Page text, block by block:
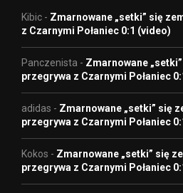
Kibic - Zmarnowane „setki” się
z Czarnymi Połaniec 0:1 (video)
Panczenista - Zmarnowane
przegrywa z Czarnymi Połaniec
adidas - Zmarnowane „setki” się
przegrywa z Czarnymi Połaniec
Kokos - Zmarnowane „setki” się
przegrywa z Czarnymi Połaniec